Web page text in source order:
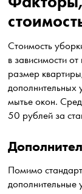
Стоимость
в зависимости
размер
дополнительных
мытье окон.
50 рублей за
Помимо
дополнительные